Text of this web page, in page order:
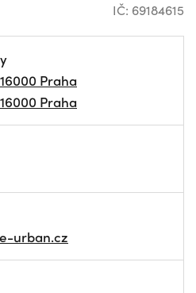
IČ: 69184615
Praha
Praha
urban.cz